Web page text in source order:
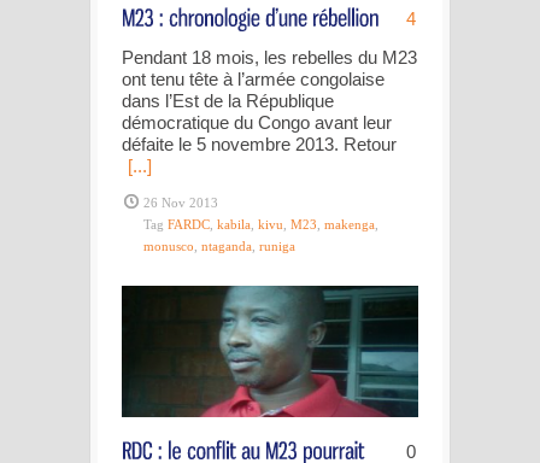
4
Pendant 18 mois, les rebelles du M23
ont tenu tête à l’armée congolaise
dans l’Est de la République
démocratique du Congo avant leur
défaite le 5 novembre 2013. Retour
[...]
26 Nov 2013
Tag FARDC kabila kivu M23 makenga
monusco ntaganda runiga
0